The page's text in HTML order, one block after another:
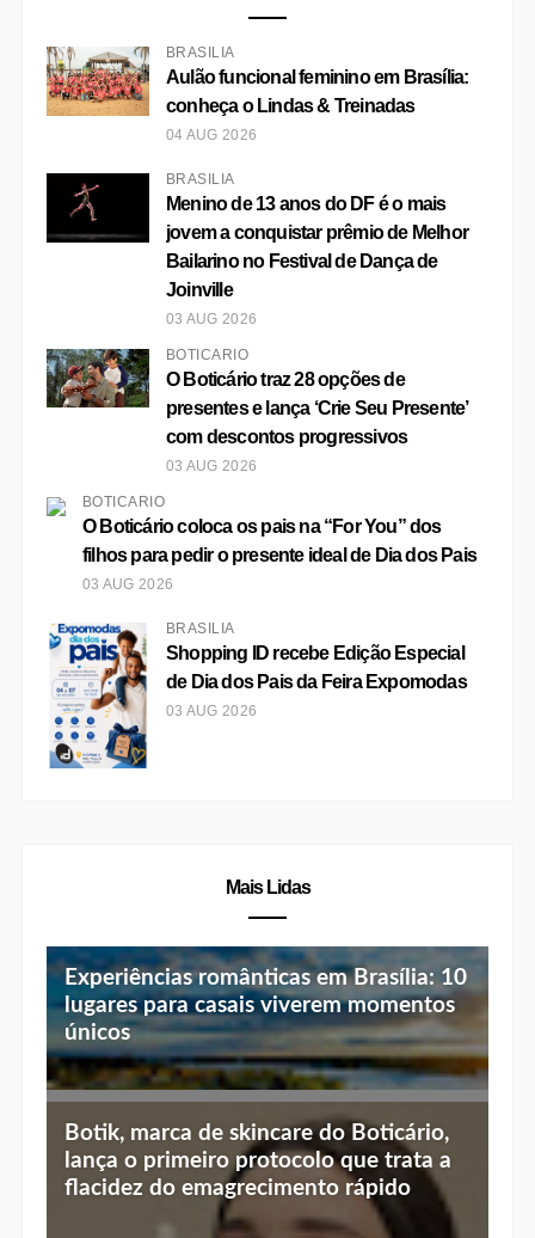
BRASÍLIA
Aulão funcional feminino em Brasília:
conheça o Lindas & Treinadas
04 AUG 2026
BRASÍLIA
Menino de 13 anos do DF é o mais
jovem a conquistar prêmio de Melhor
Bailarino no Festival de Dança de
Joinville
03 AUG 2026
BOTICÁRIO
O Boticário traz 28 opções de
presentes e lança ‘Crie Seu Presente’
com descontos progressivos
03 AUG 2026
BOTICÁRIO
O Boticário coloca os pais na “For You” dos
filhos para pedir o presente ideal de Dia dos Pais
03 AUG 2026
BRASÍLIA
Shopping ID recebe Edição Especial
de Dia dos Pais da Feira Expomodas
03 AUG 2026
Mais Lidas
Experiências românticas em Brasília: 10
lugares para casais viverem momentos
únicos
Top 10 jantares românticos em Brasília:
luz baixa, vista linda e menu especial
Botik, marca de skincare do Boticário,
lança o primeiro protocolo que trata a
flacidez do emagrecimento rápido